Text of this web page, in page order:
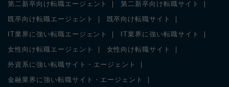
第二新卒向け転職エージェント 第二新卒向け転職サイト
既卒向け転職エージェント 既卒向け転職サイト
IT業界に強い転職エージェント IT業界に強い転職サイト
女性向け転職エージェント 女性向け転職サイト
外資系に強い転職サイト・エージェント
金融業界に強い転職サイト・エージェント